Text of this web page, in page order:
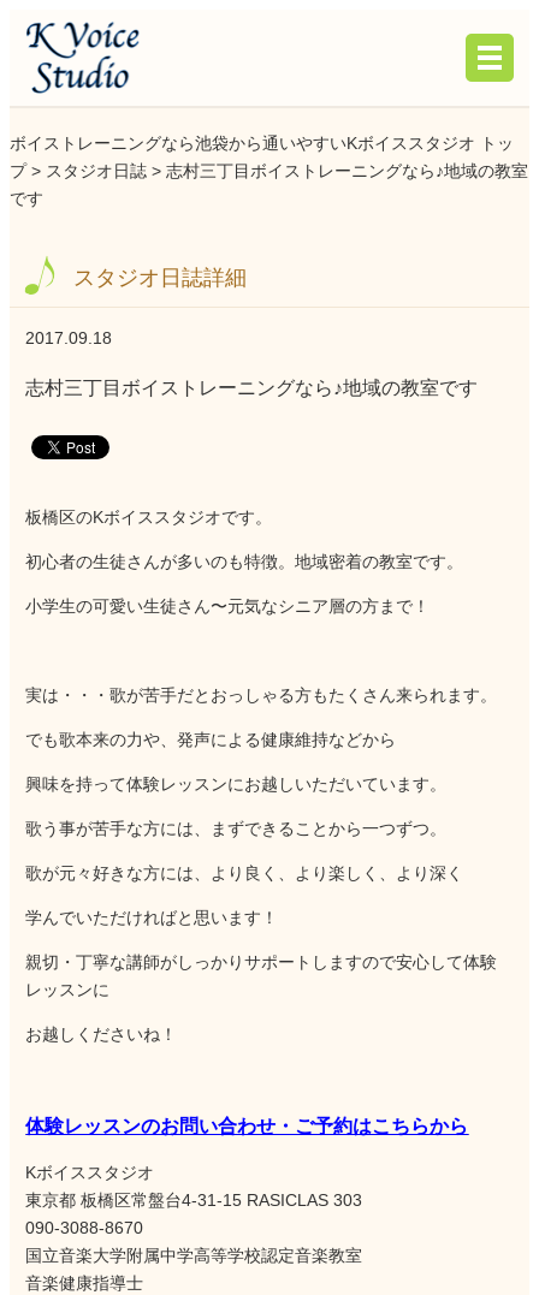
ボイストレーニングなら池袋から通いやすいKボイススタジオ トッ
プ > スタジオ日誌 > 志村三丁目ボイストレーニングなら♪地域の教室
です
スタジオ日誌詳細
2017.09.18
志村三丁目ボイストレーニングなら♪地域の教室です
板橋区のKボイススタジオです。
初心者の生徒さんが多いのも特徴。地域密着の教室です。
小学生の可愛い生徒さん〜元気なシニア層の方まで！
実は・・・歌が苦手だとおっしゃる方もたくさん来られます。
でも歌本来の力や、発声による健康維持などから
興味を持って体験レッスンにお越しいただいています。
歌う事が苦手な方には、まずできることから一つずつ。
歌が元々好きな方には、より良く、より楽しく、より深く
学んでいただければと思います！
親切・丁寧な講師がしっかりサポートしますので安心して体験
レッスンに
お越しくださいね！
体験レッスンのお問い合わせ・ご予約はこちらから
Kボイススタジオ
東京都 板橋区常盤台4-31-15 RASICLAS 303
090-3088-8670
国立音楽大学附属中学高等学校認定音楽教室
音楽健康指導士